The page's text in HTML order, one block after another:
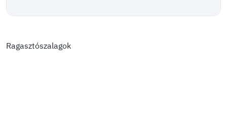
Ragasztószalagok